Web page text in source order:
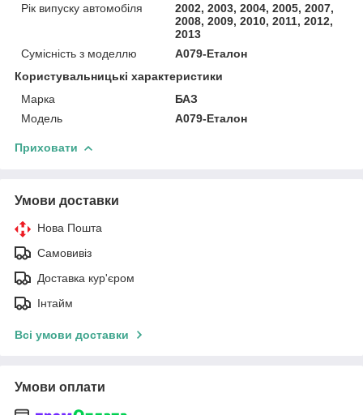
Рік випуску автомобіля
2002, 2003, 2004, 2005, 2007,
2008, 2009, 2010, 2011, 2012,
2013
Сумісність з моделлю
А079-Еталон
Користувальницькі характеристики
Марка
БАЗ
Модель
А079-Еталон
Приховати
Умови доставки
Нова Пошта
Самовивіз
Доставка кур'єром
Інтайм
Всі умови доставки
Умови оплати